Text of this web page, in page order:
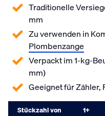
Traditionelle
mm
Zu verwenden in
Plombenzange
Verpackt im 1-kg-
mm)
Geeignet für Zähler,
Stückzahl von 1+